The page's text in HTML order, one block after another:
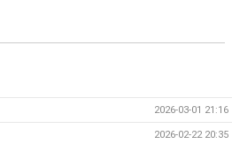
2026-03-01 21:16
2026-02-22 20:35